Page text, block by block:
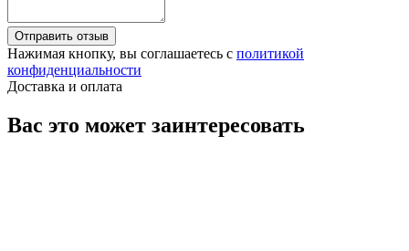
Отправить отзыв
Нажимая кнопку, вы соглашаетесь с политикой
конфиденциальности
Доставка и оплата
Вас это может заинтересовать